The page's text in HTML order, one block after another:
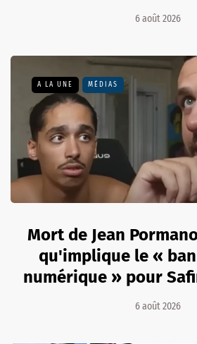
6 août 2026
A LA UNE MÉDIAS
Mort de Jean
qu'implique le «
numérique » pour
6 août 2026